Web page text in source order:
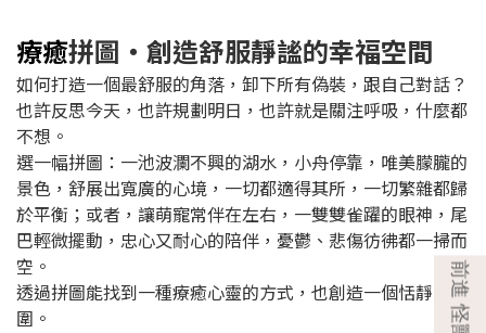
療癒拼圖‧創造舒服靜謐的幸福空間
如何打造一個最舒服的角落，卸下所有偽裝，跟自己對話？
也許反思今天，也許規劃明日，也許就是關注呼吸，什麼都
不想。
選一幅拼圖：一池波瀾不興的湖水，小舟停靠，唯美朦朧的
景色，舒展出寬廣的心境，一切都適得其所，一切繁雜都歸
於平衡；或者，讓萌寵常伴在左右，一雙雙雀躍的眼神，尾
巴輕微擺動，忠心又耐心的陪伴，憂鬱、悲傷彷彿都一掃而
空。
透過拼圖能找到一種療癒心靈的方式，也創造一個恬靜的氛
圍。